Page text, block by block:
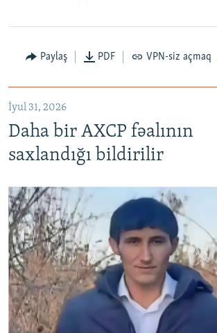
Paylaş PDF VPN-siz açmaq
İyul 31, 2026
Daha bir AXCP fəalının
saxlandığı bildirilir